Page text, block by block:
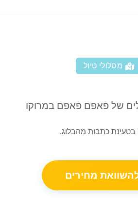
מסלולי טיול
של פאפם פאפם במרוקו
בטעינת כתבות מהבלוג.
מחירים